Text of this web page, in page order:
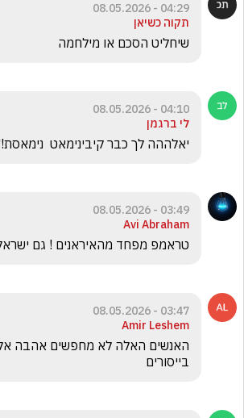
04:29 - 08.05.2026
תקוה כשיאן
שיחליט הסכם או מילחמה
04:10 - 08.05.2026
לי ברגמן
יאלההה לך כבר קיבינימאט
03:49 - 08.05.2026
Avi Abraham
טראמפ מפחד מהאיראנים ! גם
03:47 - 08.05.2026
Amir Leshem
בייסורים